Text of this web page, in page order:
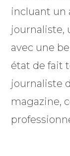
incluant un
journaliste,
avec une
état de fait
journaliste
magazine,